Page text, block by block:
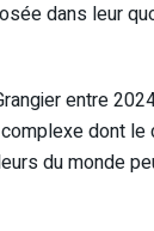
dans leur
entre
dont
du monde